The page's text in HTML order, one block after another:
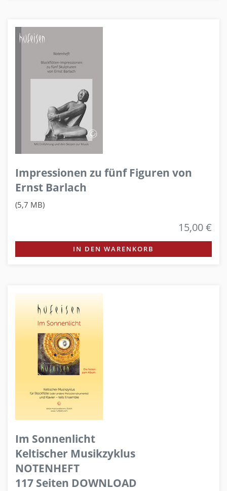
Impressionen zu fünf Figuren von
Ernst Barlach
(5,7 MB)
15,00 €
IN DEN WARENKORB
Im Sonnenlicht
Keltischer Musikzyklus
NOTENHEFT
117 Seiten DOWNLOAD